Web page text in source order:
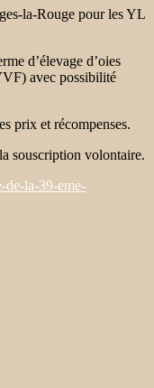
la-Rouge pour les YL
d’élevage d’oies
avec possibilité
prix et récompenses.
souscription volontaire.
de-la-39-eme-